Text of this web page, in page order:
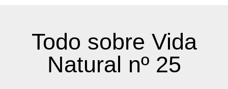
Todo sobre Vida
Natural nº 25